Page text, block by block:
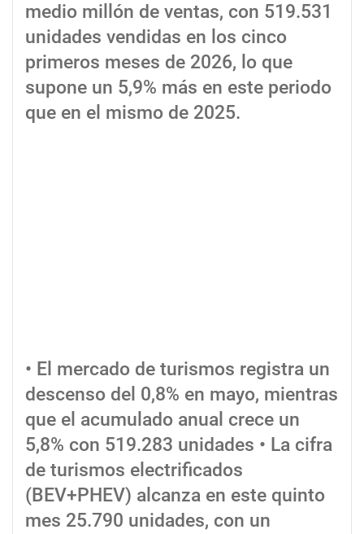
medio millón de ventas, con 519.531
unidades vendidas en los cinco
primeros meses de 2026, lo que
supone un 5,9% más en este periodo
que en el mismo de 2025.
• El mercado de turismos registra un
descenso del 0,8% en mayo, mientras
que el acumulado anual crece un
5,8% con 519.283 unidades • La cifra
de turismos electrificados
(BEV+PHEV) alcanza en este quinto
mes 25.790 unidades, con un